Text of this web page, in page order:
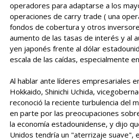
operadores para adaptarse a los
operaciones de carry trade ( una
fondos de cobertura y otros
aumento de las tasas de interés y al
yen japonés frente al dólar
escala de las caídas, especialmente
Al hablar ante líderes empresariales
Hokkaido, Shinichi Uchida,
reconoció la reciente turbulencia del
en parte por las preocupaciones
la economía estadounidense, y dijo
Unidos tendría un "aterrizaje suave",